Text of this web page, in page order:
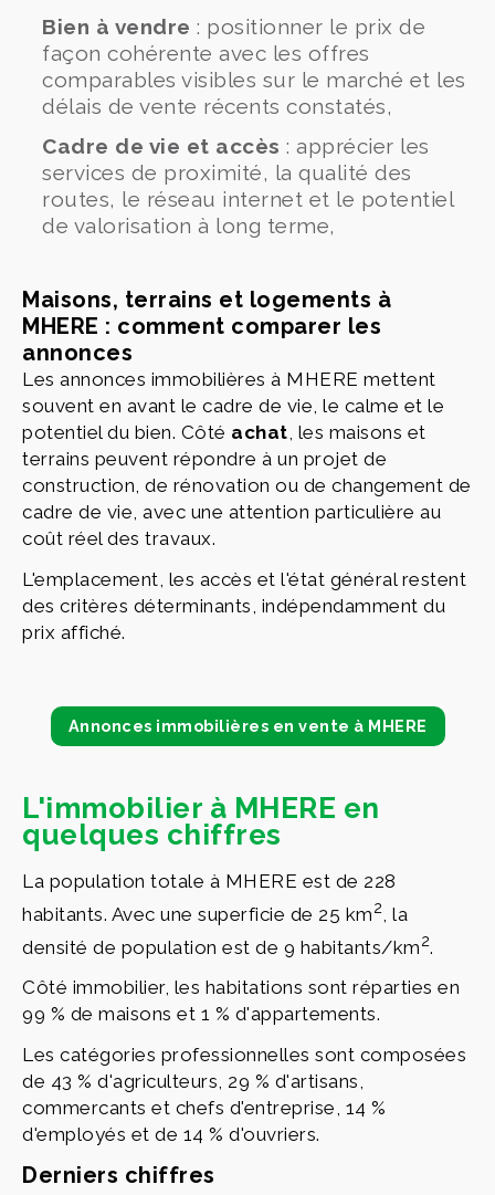
Bien à vendre : positionner le prix de
façon cohérente avec les offres
comparables visibles sur le marché et les
délais de vente récents constatés,
Cadre de vie et accès : apprécier les
services de proximité, la qualité des
routes, le réseau internet et le potentiel
de valorisation à long terme,
Maisons, terrains et logements à
MHERE : comment comparer les
annonces
Les annonces immobilières à MHERE mettent
souvent en avant le cadre de vie, le calme et le
potentiel du bien. Côté achat, les maisons et
terrains peuvent répondre à un projet de
construction, de rénovation ou de changement de
cadre de vie, avec une attention particulière au
coût réel des travaux.
L'emplacement, les accès et l'état général restent
des critères déterminants, indépendamment du
prix affiché.
Annonces immobilières en vente à MHERE
L'immobilier à MHERE en
quelques chiffres
La population totale à MHERE est de 228
habitants. Avec une superficie de 25 km2
, la
densité de population est de 9 habitants/km2.
Côté immobilier, les habitations sont réparties en
99 % de maisons et 1 % d'appartements.
Les catégories professionnelles sont composées
de 43 % d'agriculteurs, 29 % d'artisans,
commercants et chefs d'entreprise, 14 %
d'employés et de 14 % d'ouvriers.
Derniers chiffres